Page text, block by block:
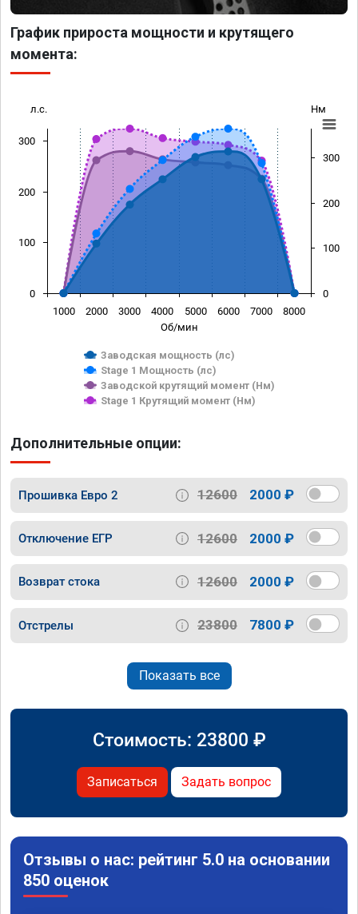
График прироста мощности и крутящего
момента:
Об/мин
л.с. Нм
Заводская мощность (лс)
Stage 1 Мощность (лс)
Заводской крутящий момент (Нм)
Stage 1 Крутящий момент (Нм)
1000 2000 3000 4000 5000 6000 7000 8000
0
100
200
300
0
100
200
300
Дополнительные опции:
Прошивка Евро 2 12600 2000 ₽
Отключение ЕГР 12600 2000 ₽
Возврат стока 12600 2000 ₽
Отстрелы 23800 7800 ₽
Показать все
Стоимость: 23800 ₽
Записаться Задать вопрос
Отзывы о нас: рейтинг 5.0 на основании
850 оценок